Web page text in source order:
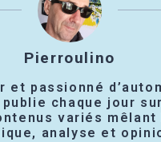
Pierroulino
et passionné
chaque jour
variés
analyse et